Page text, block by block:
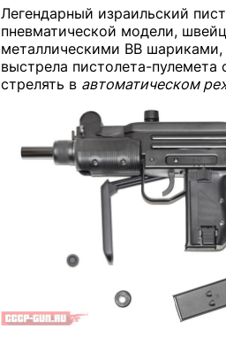
Легендарный израильский
пневматической модели,
металлическими BB
выстрела пистолета-пулемета
стрелять в автоматическом